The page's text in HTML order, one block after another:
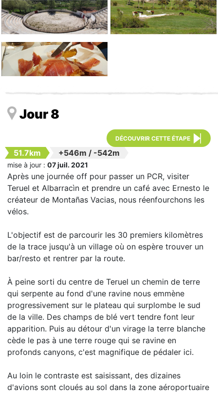
Jour 8
DÉCOUVRIR CETTE ÉTAPE
51.7km +546m / -542m
mise à jour : 07 juil. 2021
Après une journée off pour passer un PCR, visiter
Teruel et Albarracìn et prendre un café avec Ernesto le
créateur de Montañas Vacias, nous réenfourchons les
vélos.
L'objectif est de parcourir les 30 premiers kilomètres
de la trace jusqu'à un village où on espère trouver un
bar/resto et rentrer par la route.
À peine sorti du centre de Teruel un chemin de terre
qui serpente au fond d'une ravine nous emmène
progressivement sur le plateau qui surplombe le sud
de la ville. Des champs de blé vert tendre font leur
apparition. Puis au détour d'un virage la terre blanche
cède le pas à une terre rouge qui se ravine en
profonds canyons, c'est magnifique de pédaler ici.
Au loin le contraste est saisissant, des dizaines
d'avions sont cloués au sol dans la zone aéroportuaire